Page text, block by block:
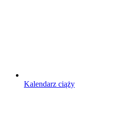
Kalendarz ciąży